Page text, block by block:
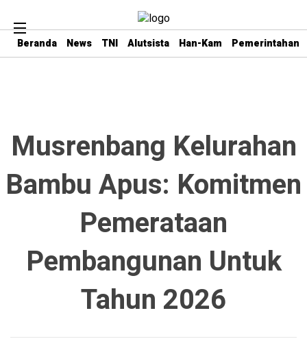
Beranda News TNI Alutsista Han-Kam Pemerintahan
Musrenbang Kelurahan
Bambu Apus: Komitmen
Pemerataan
Pembangunan Untuk
Tahun 2026